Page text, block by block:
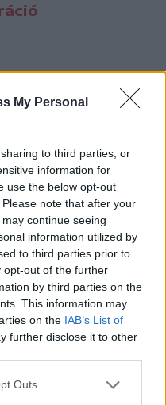
My Personal
to third parties, or
information for
use the below opt-out
note that after your
continue seeing
information utilized by
to third parties prior to
opt-out of the further
by third parties on the
This information may
on the IAB’s List of
further disclose it to other
Outs